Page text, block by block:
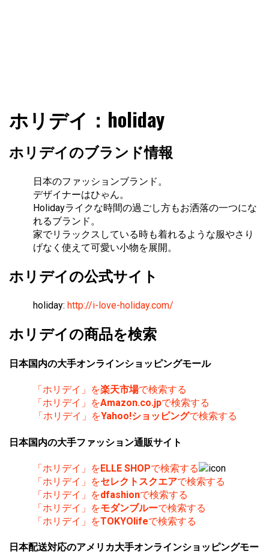
ファショコン通信
ッションとモードを分析するファッション情報サイトです
ホリデイ：holiday
ホリデイのブランド情報
日本のファッションブランド。
デザイナーはひゃん。
Holidayライクな時間の過ごし方もお洒落の一つにな
れるブランド。
家でリラックスしている時も着れるような服やさり
げなく使えて可愛い小物を展開。
ホリデイの公式サイト
holiday: http://i-love-holiday.com/
ホリデイの商品を検索
日本国内の大手オンラインショッピングモール
「ホリデイ」を楽天市場で検索する
「ホリデイ」をAmazon.co.jpで検索する
「ホリデイ」をYahoo!ショッピングで検索する
日本国内の大手ファッション通販サイト
「ホリデイ」をELLE SHOPで検索する
「ホリデイ」をセレクトスクエアで検索する
「ホリデイ」をdfashionで検索する
「ホリデイ」をモダンブルーで検索する
「ホリデイ」をTOKYOlifeで検索する
日本配送対応のアメリカ大手オンラインショッピングモー